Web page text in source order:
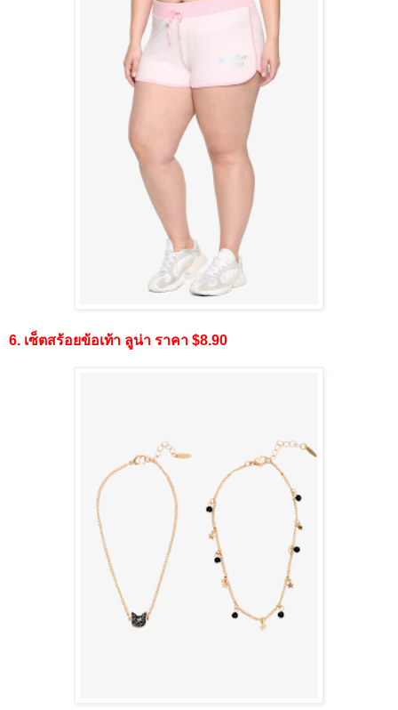
6. เซ็ตสร้อยข้อเท้า ลูน่า ราคา $8.90